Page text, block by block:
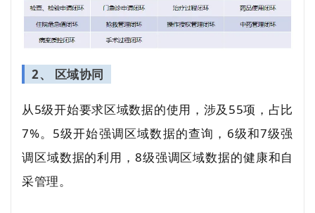
2、 区域协同
从5级开始要求区域数据的使用，涉及55项，占比
7%。5级开始强调区域数据的查询，6级和7级强
调区域数据的利用，8级强调区域数据的健康和自
采管理。